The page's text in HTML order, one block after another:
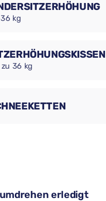
kg
zu 36 kg
erledigt